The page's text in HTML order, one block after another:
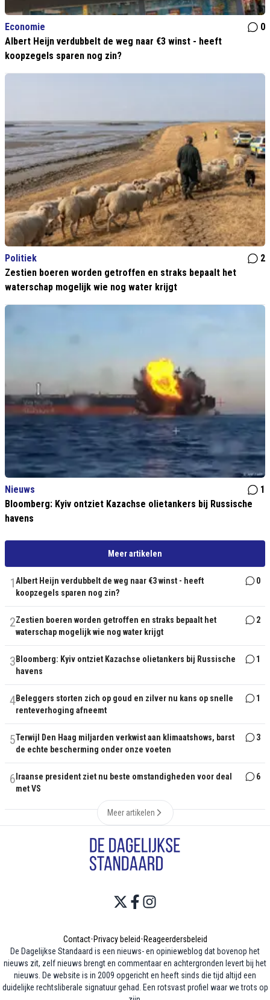
Economie
0
Albert Heijn verdubbelt de weg naar €3 winst - heeft
koopzegels sparen nog zin?
Politiek
2
Zestien boeren worden getroffen en straks bepaalt het
waterschap mogelijk wie nog water krijgt
Nieuws
1
Bloomberg: Kyiv ontziet Kazachse olietankers bij Russische
havens
Meer artikelen
1Albert Heijn verdubbelt de weg naar €3 winst - heeft
koopzegels sparen nog zin?
0
2Zestien boeren worden getroffen en straks bepaalt het
waterschap mogelijk wie nog water krijgt
2
3 Bloomberg: Kyiv ontziet Kazachse olietankers bij Russische
havens
1
4Beleggers storten zich op goud en zilver nu kans op snelle
renteverhoging afneemt
1
5Terwijl Den Haag miljarden verkwist aan klimaatshows, barst
de echte bescherming onder onze voeten
3
6 Iraanse president ziet nu beste omstandigheden voor deal
met VS
6
Meer artikelen
Contact•Privacy beleid•Reageerdersbeleid
De Dagelijkse Standaard is een nieuws- en opinieweblog dat bovenop het
nieuws zit, zelf nieuws brengt en commentaar en achtergronden levert bij het
nieuws. De website is in 2009 opgericht en heeft sinds die tijd altijd een
duidelijke rechtsliberale signatuur gehad. Een rotsvast profiel waar we trots op